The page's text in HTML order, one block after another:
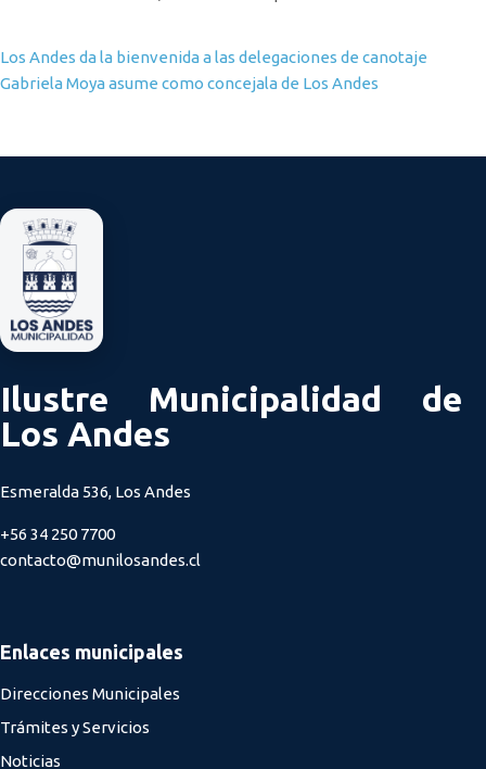
Navegación de entradas
Los Andes da la bienvenida a las delegaciones de canotaje
Gabriela Moya asume como concejala de Los Andes
Ilustre Municipalidad de
Los Andes
Esmeralda 536, Los Andes
+56 34 250 7700
contacto@munilosandes.cl
Enlaces municipales
Direcciones Municipales
Trámites y Servicios
Noticias